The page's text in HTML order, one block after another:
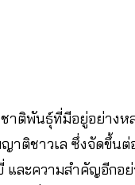
าติพันธุ์ที่มีอยู่อย่างห
ติชาวเล ซึ่งจัดขึ้นต่
ละความสำคัญอีกอ